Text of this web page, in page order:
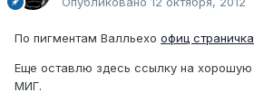
По пигментам Валльехо офиц страничка
Еще оставлю здесь ссылку на хорошую
МИГ.